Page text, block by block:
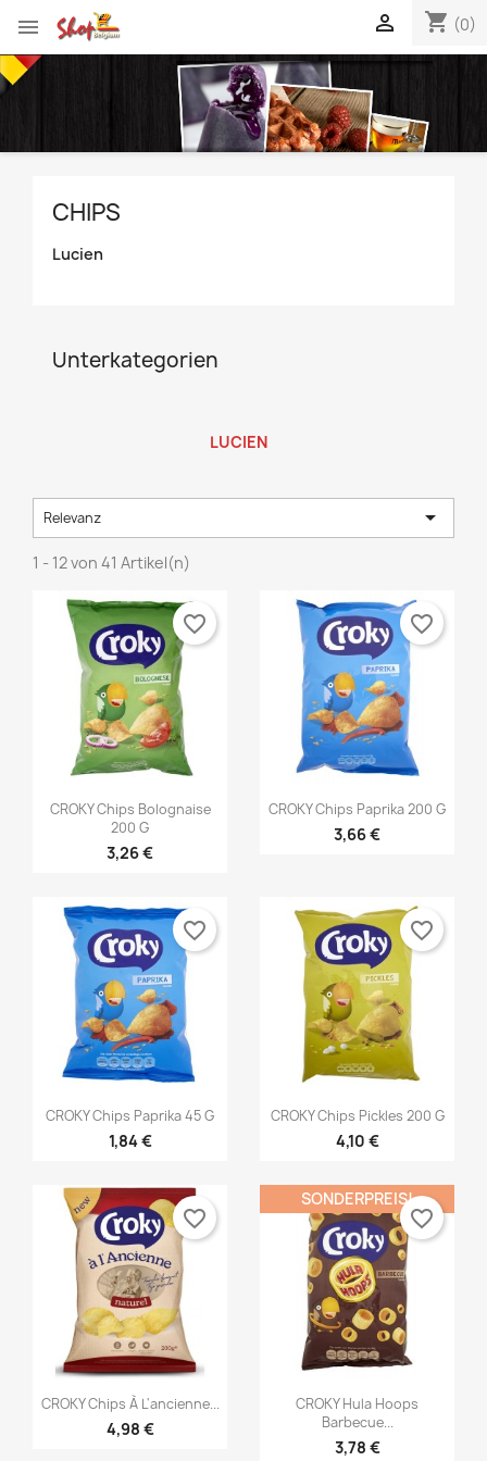
 shopping_cart (0)

CHIPS
Lucien
Unterkategorien
LUCIEN
Relevanz 
1 - 12 von 41 Artikel(n)
Vorschau
CROKY Chips Bolognaise
200 G
3,26 €
favorite_border
Vorschau
CROKY Chips Paprika 200 G
3,66 €
favorite_border
Vorschau
CROKY Chips Paprika 45 G
1,84 €
favorite_border
Vorschau
CROKY Chips Pickles 200 G
4,10 €
favorite_border
Vorschau
CROKY Chips À L'ancienne...
4,98 €
favorite_border
Vorschau
CROKY Hula Hoops
Barbecue...
3,78 €
SONDERPREIS!
favorite_border